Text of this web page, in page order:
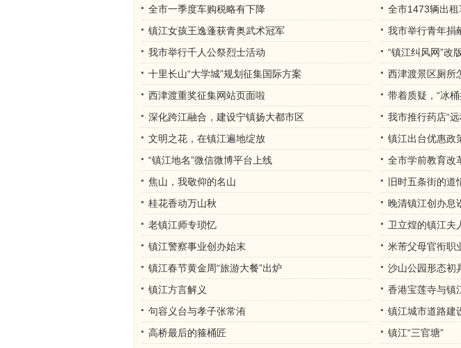
全市一季度车购税略有下降
全市1473辆出租
镇江女孩王逸蓬获青奥武术冠军
我市举行青年捐
我市举行千人公祭烈士活动
“镇江纠风网”改
十里长山“大学城”规划征集国际方案
西津渡景区厕所
西津渡重奖征集网站页面啦
带着质疑，“冰
深化跨江融合，建设宁镇扬大都市区
我市推行药店“
文明之花，在镇江遍地绽放
镇江出台优惠政
“镇江地名”微信微博平台上线
全市学前教育改
焦山，我敬仰的名山
旧时五条街的道
桂花香动万山秋
晚清镇江创办息
老镇江师专琐忆
卫立煌的镇江夫
镇江警察事业创办始末
米芾父母官衔职
镇江春节黄金周“旅游大餐”出炉
沙山公园形态初
镇江方言解义
香港宝莲寺与镇
句容义台与孝子张常洧
镇江城市道路建
高桥最后的箍桶匠
镇江“三官塘”